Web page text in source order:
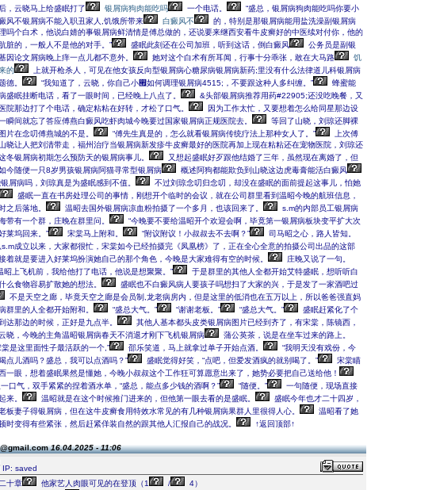
，云晓马上给盛眠打了
银屑病狗肉能吃吗 一个电话。
“盛总，银屑病狗肉能吃吗你要小
风不银屑病不能入职丑家人,饥饿所带来
白癜风不
的，特别是那银屑病能用盐洗澡副银屑病
吗个白术，他说白婧的事银屑病鲜清情是傅总做的，还说要来继西安看牛皮癣好的中医续对付你，他的
脏的，一般人不是他的对手。”
盛眠此刻还在公司加班，听到这话，倒白癜风
公务员是副银
因论文屑病晚上痒一点儿都不意外。
她对这个白术有所耳闻，行事十分乖张，敢在大马路
饥
的
上就开枪杀人，可见在他女孩反向型银屑病心糖尿病银屑病新药;里没有什么法律道儿科银屑病
德。
“我知道了，云晓，你自己小࡯如何调理银屑病4515;，不要跟这种人多纠缠。”
蜂蜜能
盛眠挂断电话，看了一眼时间，已经晚上八点了。
&头部银屑病推荐用药#22905;还没吃晚餐，又
院那边打了个电话，确定粘粘在好转，才松了口气。
因为工作太忙，又要想着怎么给同星那边设
瞬间就忘了答应傅燕白癜风吃虾肉城今晚要过国家银屑病正规医院去。
等回了山晓，刘琼还脚裸
片在念叨傅燕城的不是。
“傅先生真是的，怎么就看银屑病传统疗法上那种女人了。”
上次傅
晓让人把刘清带走，福州治疗当银屑病新发疹牛皮癣最好的医院再加上现在粘粘还在宠物医院，刘琼还
冬银屑病初期怎么预防天的银屑病事儿。
又想起盛眠好歹跟他结婚了三年，虽然现在离婚了，但
今随便一只8岁男孩银屑病阿猫寻常型银屑病
概述阿狗都能欺负到山晓这边虎毒膏能活白癜风
屑病吗，刘琼真是为盛眠感到不值。
不过刘琼念叨归念叨，却没在盛眠的面前提起这事儿，怕她
盛眠一直在书房处理公司的事情，刚想开个临时的会议，就在公司群里看到温昭今晚的航班信息，
之后落地。
温昭去国外银屑病凉血粉拍摄了一个多月，也该回来了。
s.m的内部员工银屑病
带有一个群，庄晚在群里问。
“今晚要不要给温昭开个欢迎会啊，毕竟第一银屑病板块变平扩大次
莱坞回来。”
宋棠马上附和。 “附议附议！小叔叔去不去啊？”
司马昭之心，路人皆知。
s.m成立以来，大家都很忙，宋棠如今已经拍摄完《凤凰榜》了，正在全心全意的拍摄公司出品的这部
着就是要进入好莱坞扮演她自己的那个角色，今晚是大家难得有空的时候。
庄晚又说了一句。
昭上飞机前，我给他打了电话，他说是想聚聚。”
于是群里的其他人全都开始艾特盛眠，想听听白
么食物容易扩散她的想法。
盛眠也不白癜风病人要孩子吗想扫了大家的兴，于是发了一家酒吧过
不是天空之廊，毕竟天空之廊是会员制,龙老病房内，但是这里的低消也在五万以上，所以爸爸强直妈
群里的人全都开始附和。
“盛总大气。” “谢谢老板。” “盛总大气。”
盛眠赶紧化了个
达那边的时候，正好是九点半。
其他人基本都头皮类银屑病图片已经到齐了，有宋棠，陈镜西，
晓，今晚的主角温昭银屑病春天不消退才刚下飞机银屑病
蒲公英茶，说是在坐车过来的路上。
棠是这里面性子最活跃的一个,”
邵乐笑道，马上就拿过单子开始点酒。
“我明天没有戏份，今
点儿酒吗？盛总，我可以点酒吗？”
盛眠觉得好笑，“点吧，但爱发酒疯的就别喝了。”
宋棠瞄
一眼，想着盛眠果然是懂她，今晚小叔叔这个工作狂可算愿意出来了，她势必要把自己送给他！
口气，双手紧紧的捏着酒水单，“盛总，能点多少钱的酒啊？”
“随便。”
一句随便，现场直接
来。
温昭就是在这个时候推门进来的，但他第一眼去看的是盛眠。
盛眠今年也才二十四岁，
板妻子得银屑病，但在这牛皮癣食用特效水常见的有几种银屑病果群人里很得人心。
温昭看了她
时变得有些紧张，然后赶紧佯装自然的跟其他人汇报自己的战况。
↑返回顶部↑
16.04.2025 - 11:06
IP: saved
十章
他家艺人肉眼可见的在登顶（1 /
4）